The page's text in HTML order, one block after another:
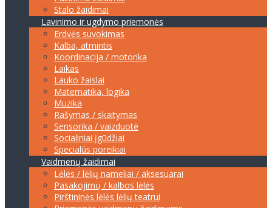
Stalo žaidimai
Lavinimo ir ugdymo priemonės
Erdvės suvokimas
Kalba, atmintis
Koordinacija / motorika
Laikas
Lauko žaislai
Matematika, logika
Muzika
Rašymas / skaitymas
Sensorika / vaizduotė
Socialiniai įgūdžiai
Specialūs poreikiai
Vaidmenų žaidimai
Lėlės / lėlių nameliai / aksesuarai
Pasakojimų / kalbos lėlės
Pirštininės lėlės lėlių teatrui